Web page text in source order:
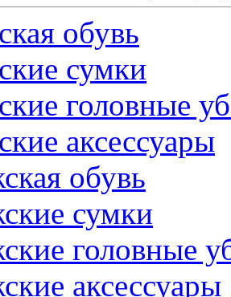
обувь
сумки
головные
аксессуары
обувь
сумки
головные
аксессуары